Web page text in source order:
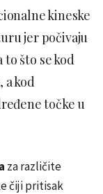
kineske
jer počivaju
što se kod
kod
točke u
za različite
čiji pritisak